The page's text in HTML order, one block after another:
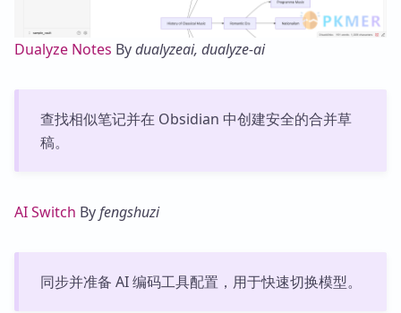
Dualyze Notes Bydualyzeai, dualyze-ai
查找相似笔记并在 Obsidian 中创建安全的合并草
稿。
AI Switch Byfengshuzi
同步并准备 AI 编码工具配置，用于快速切换模型。